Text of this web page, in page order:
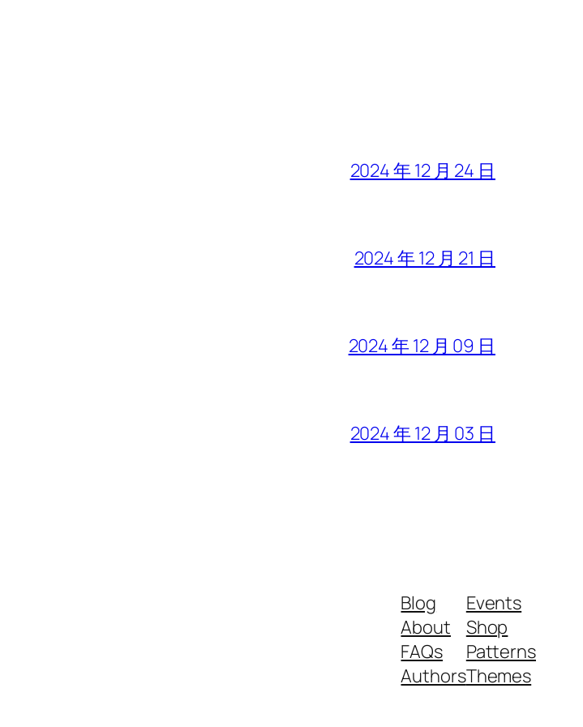
2024 年 12 月 24 日
2024 年 12 月 21 日
2024 年 12 月 09 日
2024 年 12 月 03 日
Blog
About
FAQs
Authors
Events
Shop
Patterns
Themes